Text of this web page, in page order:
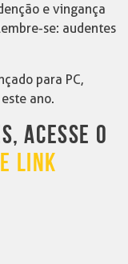
e vingança
se: audentes
para PC,
ano.
ACESSE O
LINK